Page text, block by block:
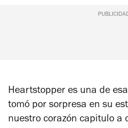
Heartstopper es una de
tomó por sorpresa en su
nuestro corazón capitulo a